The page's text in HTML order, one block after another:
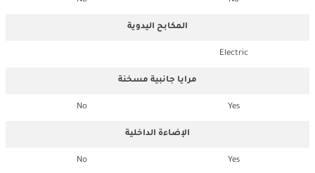
المكابح اليدوية
Electric
مرايا جانبية مسخنة
Yes
No
الإضاءة الداخلية
Yes
No